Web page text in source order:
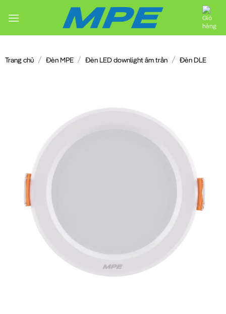
đến
Trang chủ / Đèn MPE / Đèn LED downlight âm trần / Đèn DLE